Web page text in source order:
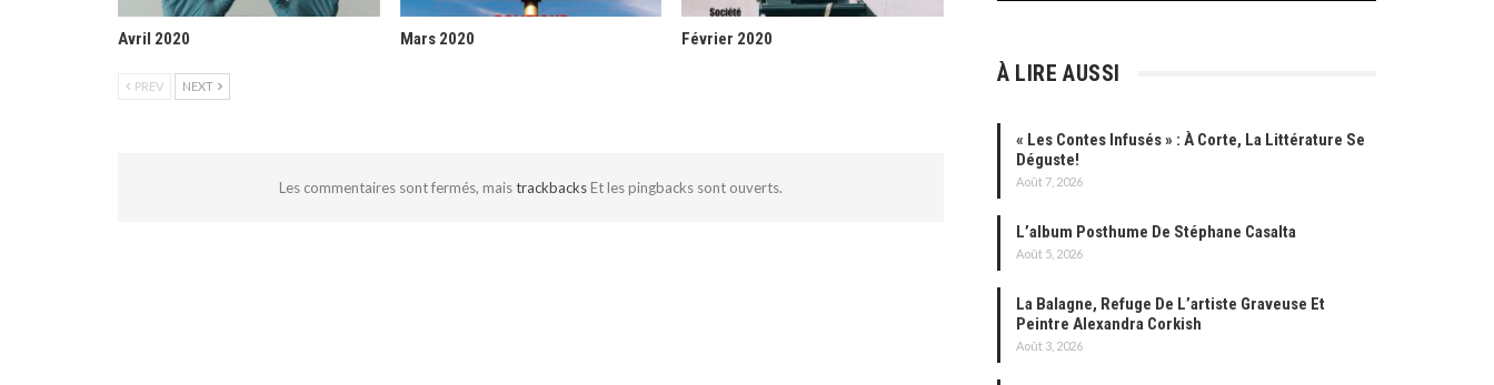
Avril 2020 Mars 2020 Février 2020
PREV NEXT
Les commentaires sont fermés, maistrackbacks Et les pingbacks sont ouverts.
À LIRE AUSSI
« Les Contes Infusés » : À Corte, La Littérature Se
Déguste!
Août 7, 2026
L’album Posthume De Stéphane Casalta
Août 5, 2026
La Balagne, Refuge De L’artiste Graveuse Et
Peintre Alexandra Corkish
Août 3, 2026